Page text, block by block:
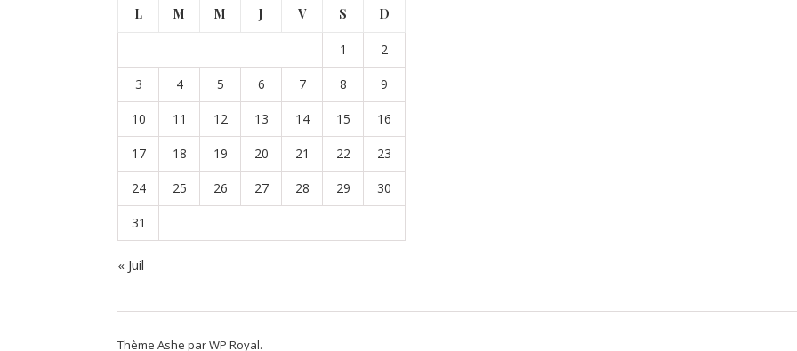
L M M J V S D
1 2
3 4 5 6 7 8 9
10 11 12 13 14 15 16
17 18 19 20 21 22 23
24 25 26 27 28 29 30
31
« Juil
Thème Ashe parWP Royal.